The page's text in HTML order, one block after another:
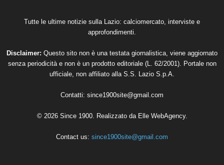
Tutte le ultime notizie sulla Lazio: calciomercato, interviste e
approfondimenti.
Disclaimer: Questo sito non è una testata giornalistica, viene aggiornato
senza periodicità e non è un prodotto editoriale (L. 62/2001). Portale non
ufficiale, non affiliato alla S.S. Lazio S.p.A.
Contatti: since1900site@gmail.com
© 2026 Since 1900. Realizzato da Elle WebAgency.
Contact us: since1900site@gmail.com